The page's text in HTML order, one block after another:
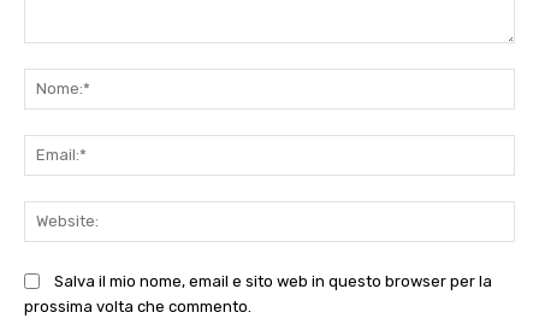
Salva il mio nome, email e sito web in questo browser per la
prossima volta che commento.